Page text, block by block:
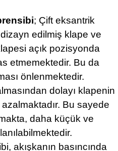
; Çift eksantrik
edilmiş klape ve
açık pozisyonda
etmemektedir. Bu da
önlenmektedir.
dolayı klapenin
Bu sayede
daha küçük ve
akışkanın basıncında